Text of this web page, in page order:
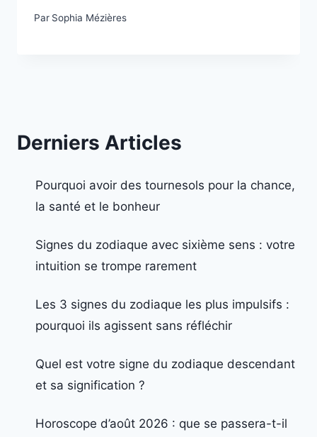
Par Sophia Mézières
Derniers Articles
Pourquoi avoir des tournesols pour la chance,
la santé et le bonheur
Signes du zodiaque avec sixième sens : votre
intuition se trompe rarement
Les 3 signes du zodiaque les plus impulsifs :
pourquoi ils agissent sans réfléchir
Quel est votre signe du zodiaque descendant
et sa signification ?
Horoscope d’août 2026 : que se passera-t-il